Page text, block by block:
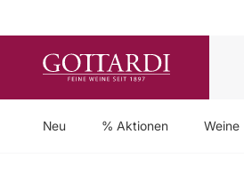
Neu % Aktionen Weine